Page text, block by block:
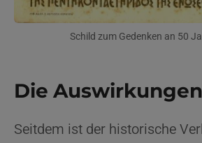
Schild zum Gedenken an 50
Die Auswirkungen
Seitdem ist der historische